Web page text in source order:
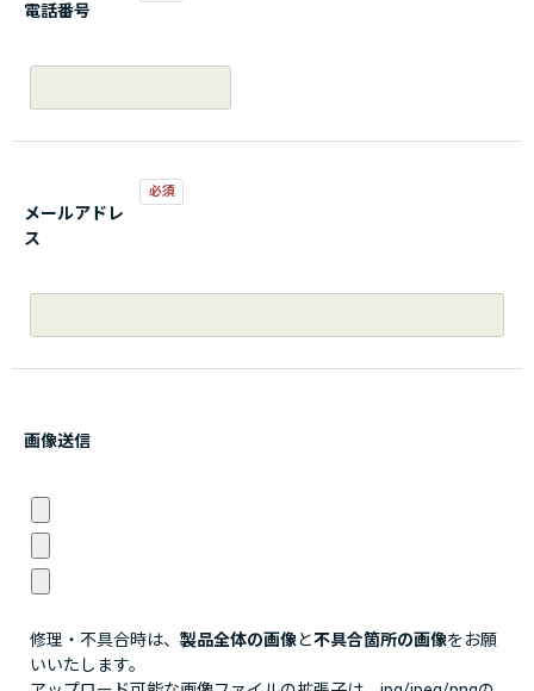
電話番号
メールアドレ
ス
画像送信
修理・不具合時は、 製品全体の画像と不具合箇所の画像をお願
いいたします。